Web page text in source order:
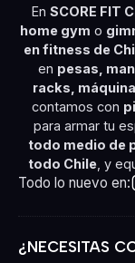
En SCORE FIT
home gym o
en fitness de
en pesas,
racks,
contamos con
para armar tu
todo medio de
todo Chile, y
Todo lo nuevo en:
¿NECESITAS